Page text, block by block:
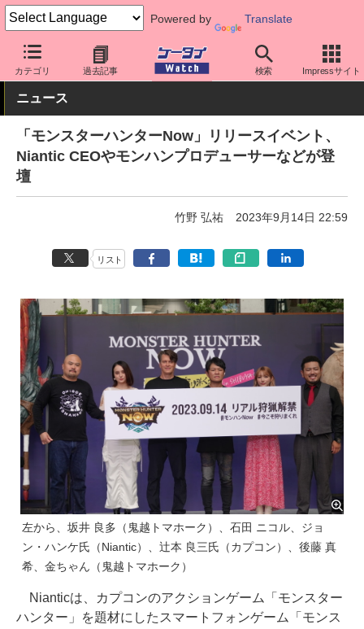
Powered by Translate
カテゴリ 過去記事 検索 Impressサイト
ケータイ Watch アプリ・サービス 動画・音楽・ゲーム
ニュース
「モンスターハンターNow」リリースイベント、
Niantic CEOやモンハンプロデューサーなどが登
壇
竹野 弘祐 2023年9月14日 22:59
リスト
左から、坂井 良多（鬼越トマホーク）、石田 ニコル、ジョ
ン・ハンケ氏（Niantic）、辻本 良三氏（カプコン）、後藤 真
希、金ちゃん（鬼越トマホーク）
Nianticは、カプコンのアクションゲーム「モンスター
ハンター」を題材にしたスマートフォンゲーム「モンス